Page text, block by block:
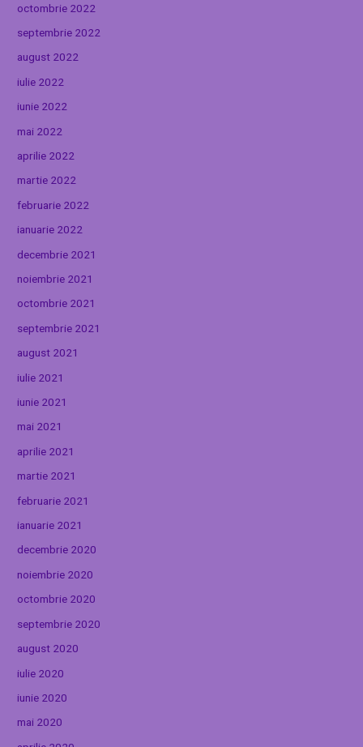
octombrie 2022
septembrie 2022
august 2022
iulie 2022
iunie 2022
mai 2022
aprilie 2022
martie 2022
februarie 2022
ianuarie 2022
decembrie 2021
noiembrie 2021
octombrie 2021
septembrie 2021
august 2021
iulie 2021
iunie 2021
mai 2021
aprilie 2021
martie 2021
februarie 2021
ianuarie 2021
decembrie 2020
noiembrie 2020
octombrie 2020
septembrie 2020
august 2020
iulie 2020
iunie 2020
mai 2020